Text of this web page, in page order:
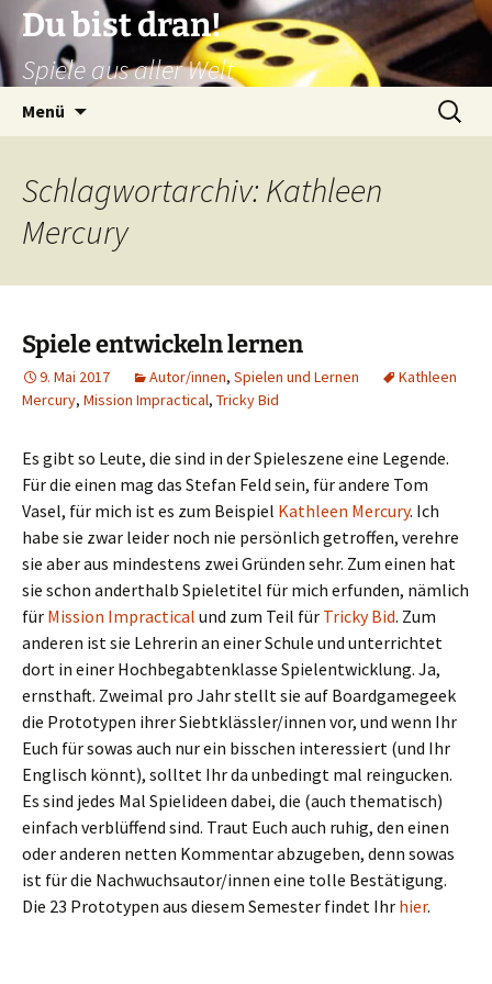
Zum
Inhalt
springen
Du bist dran!
Spiele aus aller Welt
Menü
Suchen
nach:
Schlagwortarchiv: Kathleen
Mercury
Spiele entwickeln lernen
9. Mai 2017 Autor/innen, Spielen und Lernen
Kathleen
Mercury, Mission Impractical, Tricky Bid
Es gibt so Leute, die sind in der Spieleszene eine Legende.
Für die einen mag das Stefan Feld sein, für andere Tom
Vasel, für mich ist es zum Beispiel Kathleen Mercury. Ich
habe sie zwar leider noch nie persönlich getroffen, verehre
sie aber aus mindestens zwei Gründen sehr. Zum einen hat
sie schon anderthalb Spieletitel für mich erfunden, nämlich
für Mission Impractical und zum Teil für Tricky Bid. Zum
anderen ist sie Lehrerin an einer Schule und unterrichtet
dort in einer Hochbegabtenklasse Spielentwicklung. Ja,
ernsthaft. Zweimal pro Jahr stellt sie auf Boardgamegeek
die Prototypen ihrer Siebtklässler/innen vor, und wenn Ihr
Euch für sowas auch nur ein bisschen interessiert (und Ihr
Englisch könnt), solltet Ihr da unbedingt mal reingucken.
Es sind jedes Mal Spielideen dabei, die (auch thematisch)
einfach verblüffend sind. Traut Euch auch ruhig, den einen
oder anderen netten Kommentar abzugeben, denn sowas
ist für die Nachwuchsautor/innen eine tolle Bestätigung.
Die 23 Prototypen aus diesem Semester findet Ihr hier.